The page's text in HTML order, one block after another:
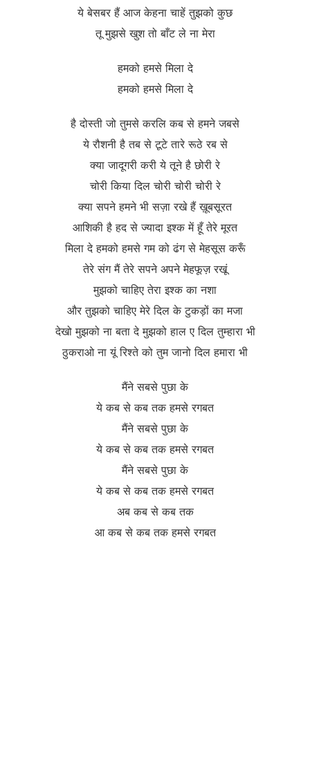
ये बेसबर हैं आज केहना चाहें तुझको कुछ
तू मुझसे खुश तो बाँट ले ना मेरा
हमको हमसे मिला दे
हमको हमसे मिला दे
है दोस्ती जो तुमसे करलि कब से हमने जबसे
ये रौशनी है तब से टूटे तारे रूठे रब से
क्या जादूगरी करी ये तूने है छोरी रे
चोरी किया दिल चोरी चोरी चोरी रे
क्या सपने हमने भी सज़ा रखे हैं ख़ूबसूरत
आशिकी है हद से ज्यादा इश्क में हूँ तेरे मूरत
मिला दे हमको हमसे गम को ढंग से मेहसूस करूँ
तेरे संग मैं तेरे सपने अपने मेहफूज़ रखूं
मुझको चाहिए तेरा इश्क का नशा
और तुझको चाहिए मेरे दिल के टुकड़ों का मजा
देखो मुझको ना बता दे मुझको हाल ए दिल तुम्हारा भी
ठुकराओ ना यूं रिश्ते को तुम जानो दिल हमारा भी
मैंने सबसे पुछा के
ये कब से कब तक हमसे रगबत
मैंने सबसे पुछा के
ये कब से कब तक हमसे रगबत
मैंने सबसे पुछा के
ये कब से कब तक हमसे रगबत
अब कब से कब तक
आ कब से कब तक हमसे रगबत